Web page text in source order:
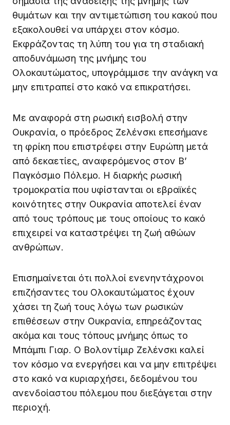
θυμάτων και την αντιμετώπιση του κακού που
εξακολουθεί να υπάρχει στον κόσμο.
Εκφράζοντας τη λύπη του για τη σταδιακή
αποδυνάμωση της μνήμης του
Ολοκαυτώματος, υπογράμμισε την ανάγκη να
μην επιτραπεί στο κακό να επικρατήσει.
Με αναφορά στη ρωσική εισβολή στην
Ουκρανία, ο πρόεδρος Ζελένσκι επεσήμανε
τη φρίκη που επιστρέφει στην Ευρώπη μετά
από δεκαετίες, αναφερόμενος στον Β’
Παγκόσμιο Πόλεμο. Η διαρκής ρωσική
τρομοκρατία που υφίστανται οι εβραϊκές
κοινότητες στην Ουκρανία αποτελεί έναν
από τους τρόπους με τους οποίους το κακό
επιχειρεί να καταστρέψει τη ζωή αθώων
ανθρώπων.
Επισημαίνεται ότι πολλοί ενενηντάχρονοι
επιζήσαντες του Ολοκαυτώματος έχουν
χάσει τη ζωή τους λόγω των ρωσικών
επιθέσεων στην Ουκρανία, επηρεάζοντας
ακόμα και τους τόπους μνήμης όπως το
Μπάμπι Γιαρ. Ο Βολοντίμιρ Ζελένσκι καλεί
τον κόσμο να ενεργήσει και να μην επιτρέψει
στο κακό να κυριαρχήσει, δεδομένου του
ανενδοίαστου πόλεμου που διεξάγεται στην
περιοχή.